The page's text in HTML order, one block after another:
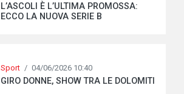
L’ASCOLI È L’ULTIMA PROMOSSA:
ECCO LA NUOVA SERIE B
Sport / 04/06/2026 10:40
GIRO DONNE, SHOW TRA LE DOLOMITI